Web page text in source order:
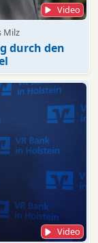
Video
Milz
durch den
Video